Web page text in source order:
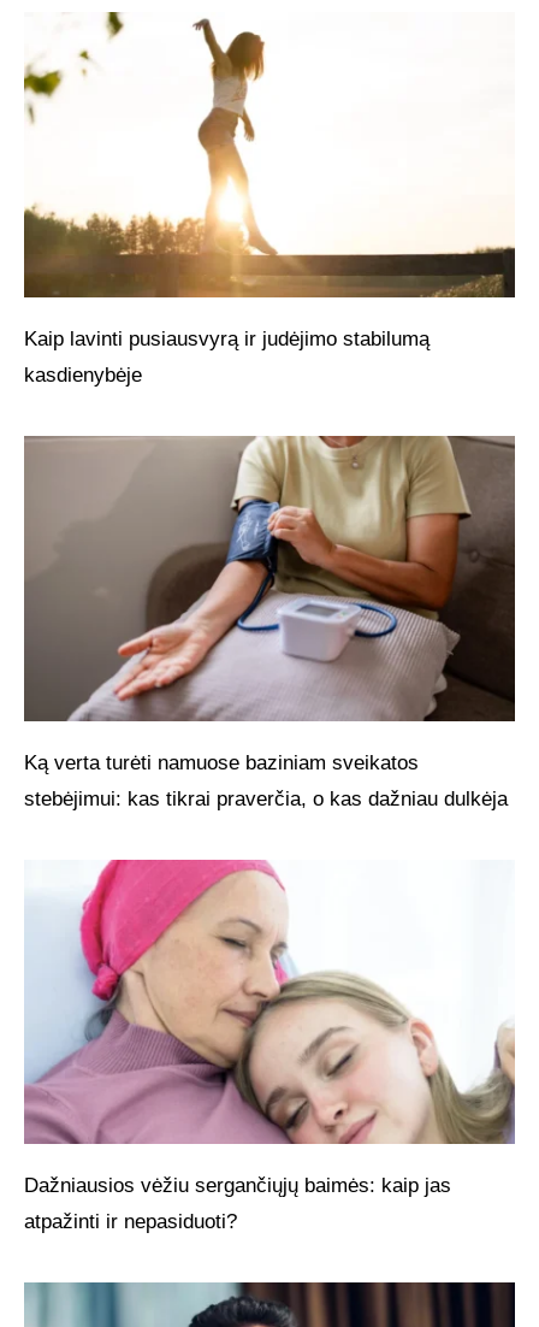
Kaip lavinti pusiausvyrą ir judėjimo stabilumą
kasdienybėje
Ką verta turėti namuose baziniam sveikatos
stebėjimui: kas tikrai praverčia, o kas dažniau dulkėja
Dažniausios vėžiu sergančiųjų baimės: kaip jas
atpažinti ir nepasiduoti?